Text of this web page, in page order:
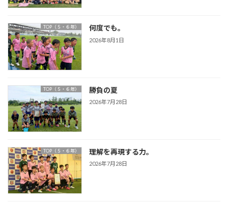
TOP（５・６年） 何度でも。
2026年8月1日
TOP（５・６年） 勝負の夏
2026年7月28日
TOP（５・６年） 理解を再現する力。
2026年7月28日